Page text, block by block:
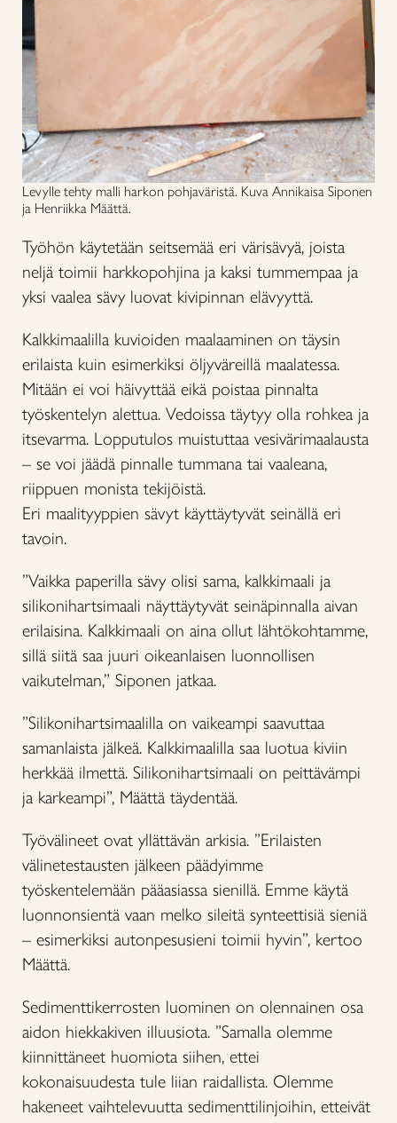
Levylle tehty malli harkon pohjaväristä. Kuva Annikaisa Siponen
ja Henriikka Määttä.
Työhön käytetään seitsemää eri värisävyä, joista
neljä toimii harkkopohjina ja kaksi tummempaa ja
yksi vaalea sävy luovat kivipinnan elävyyttä.
Kalkkimaalilla kuvioiden maalaaminen on täysin
erilaista kuin esimerkiksi öljyväreillä maalatessa.
Mitään ei voi häivyttää eikä poistaa pinnalta
työskentelyn alettua. Vedoissa täytyy olla rohkea ja
itsevarma. Lopputulos muistuttaa vesivärimaalausta
– se voi jäädä pinnalle tummana tai vaaleana,
riippuen monista tekijöistä.
Eri maalityyppien sävyt käyttäytyvät seinällä eri
tavoin.
”Vaikka paperilla sävy olisi sama, kalkkimaali ja
silikonihartsimaali näyttäytyvät seinäpinnalla aivan
erilaisina. Kalkkimaali on aina ollut lähtökohtamme,
sillä siitä saa juuri oikeanlaisen luonnollisen
vaikutelman,” Siponen jatkaa.
”Silikonihartsimaalilla on vaikeampi saavuttaa
samanlaista jälkeä. Kalkkimaalilla saa luotua kiviin
herkkää ilmettä. Silikonihartsimaali on peittävämpi
ja karkeampi”, Määttä täydentää.
Työvälineet ovat yllättävän arkisia. ”Erilaisten
välinetestausten jälkeen päädyimme
työskentelemään pääasiassa sienillä. Emme käytä
luonnonsientä vaan melko sileitä synteettisiä sieniä
– esimerkiksi autonpesusieni toimii hyvin”, kertoo
Määttä.
Sedimenttikerrosten luominen on olennainen osa
aidon hiekkakiven illuusiota. ”Samalla olemme
kiinnittäneet huomiota siihen, ettei
kokonaisuudesta tule liian raidallista. Olemme
hakeneet vaihtelevuutta sedimenttilinjoihin, etteivät